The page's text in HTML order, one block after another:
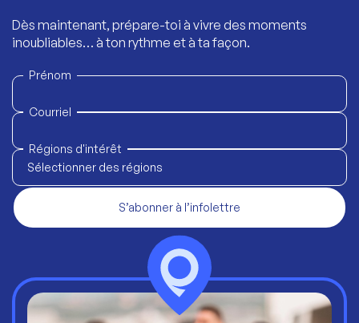
Dès maintenant, prépare-toi à vivre des moments
inoubliables… à ton rythme et à ta façon.
Prénom
Courriel
Régions d'intérêt
Sélectionner des régions
S’abonner à l’infolettre